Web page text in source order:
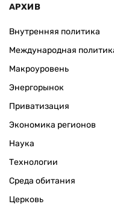
АРХИВ
Внутренняя политика
Международная
Макроуровень
Энергорынок
Приватизация
Экономика регионов
Наука
Технологии
Среда обитания
Церковь